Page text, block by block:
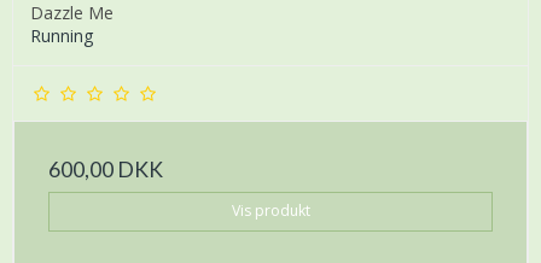
Dazzle Me
Running
600,00 DKK
Vis produkt